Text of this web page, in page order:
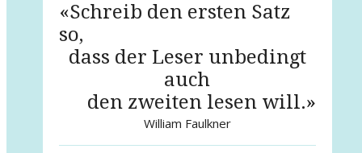
«Schreib den ersten Satz
so,
dass der Leser unbedingt
auch
den zweiten lesen will.»
William Faulkner